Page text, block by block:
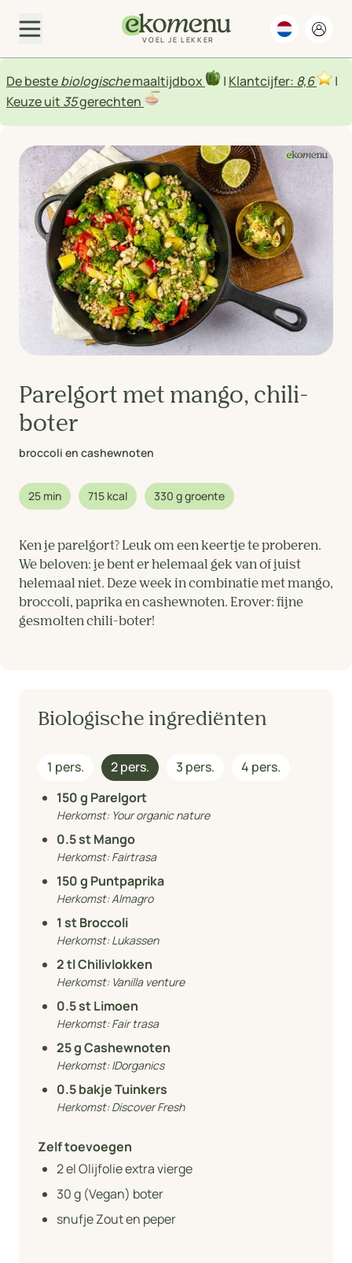
VOEL JE LEKKER
De bestebiologischemaaltijdbox | Klantcijfer: 8,6
|
Keuze uit 35gerechten
Parelgort met mango, chili-
boter
broccoli en cashewnoten
25 min 715 kcal 330 g groente
Ken je parelgort? Leuk om een keertje te proberen.
We beloven: je bent er helemaal gek van of juist
helemaal niet. Deze week in combinatie met mango,
broccoli, paprika en cashewnoten. Erover: fijne
gesmolten chili-boter!
Biologische ingrediënten
1 pers. 2 pers. 3 pers.
4 pers.
150g Parelgort
Herkomst: Your organic nature
0.5st Mango
Herkomst:Fairtrasa
150g Puntpaprika
Herkomst:Almagro
1 st Broccoli
Herkomst:Lukassen
2tl Chilivlokken
Herkomst: Vanilla venture
0.5st Limoen
Herkomst:Fair trasa
25g Cashewnoten
Herkomst:IDorganics
0.5bakje Tuinkers
Herkomst:Discover Fresh
Zelf toevoegen
2el Olijfolie extra vierge
30g (Vegan) boter
snufje Zout en peper